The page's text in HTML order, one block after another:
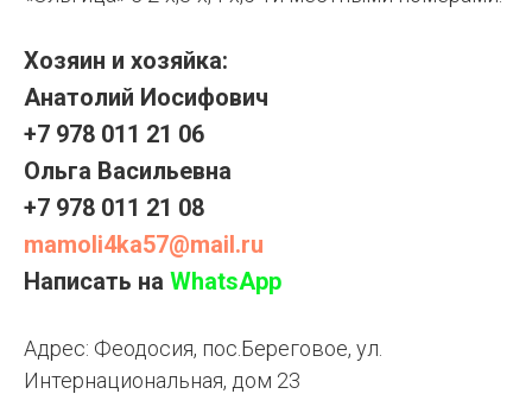
Хозяин и хозяйка:
Анатолий Иосифович
+7 978 011 21 06
Ольга Васильевна
+7 978 011 21 08
mamoli4ka57@mail.ru
Написать на WhatsApp
Адрес: Феодосия, пос.Береговое, ул.
Интернациональная, дом 23